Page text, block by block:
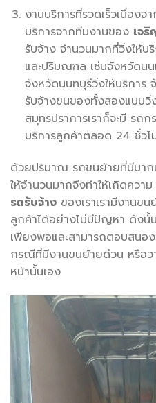
งานบริการที่รวดเร็วเนื่องจ
บริการจากทีมงานของ เจ
รับจ้าง จำนวนมากที่วิ่งให้บ
และปริมณฑล เช่นจังหวัดนน
จังหวัดนนทบุรีวิ่งให้บริการ
รับจ้างขนของทั้งสองแบบวิ่
สมุทรปราการเราก็จะมี รถ
บริการลูกค้าตลอด 24 ชั่วโ
ด้วยปริมาณ รถขนย้ายที่มีมาก
ให้จำนวนมากจึงทำให้เกิดควา
รถรับจ้าง ของเราเรามีงานข
ลูกค้าได้อย่างไม่มีปัญหา ดังนั้
เพียงพอและสามารถตอบสนอ
กรณีที่มีงานขนย้ายด่วน หรือว
หน้านั้นเอง